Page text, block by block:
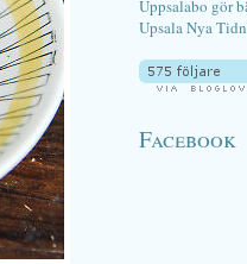
Uppsalabo gör
Upsala Nya
Facebook